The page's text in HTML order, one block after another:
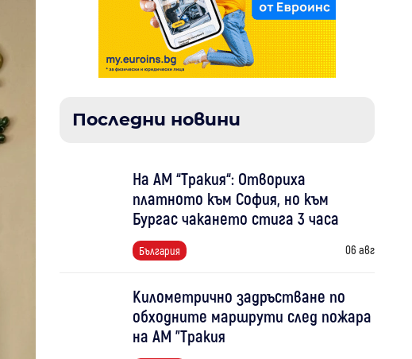
Последни новини
На АМ “Тракия“: Отвориха
платното към София, но към
Бургас чакането стига 3 часа
България 06 авг
Километрично задръстване по
обходните маршрути след пожара
на АМ "Тракия